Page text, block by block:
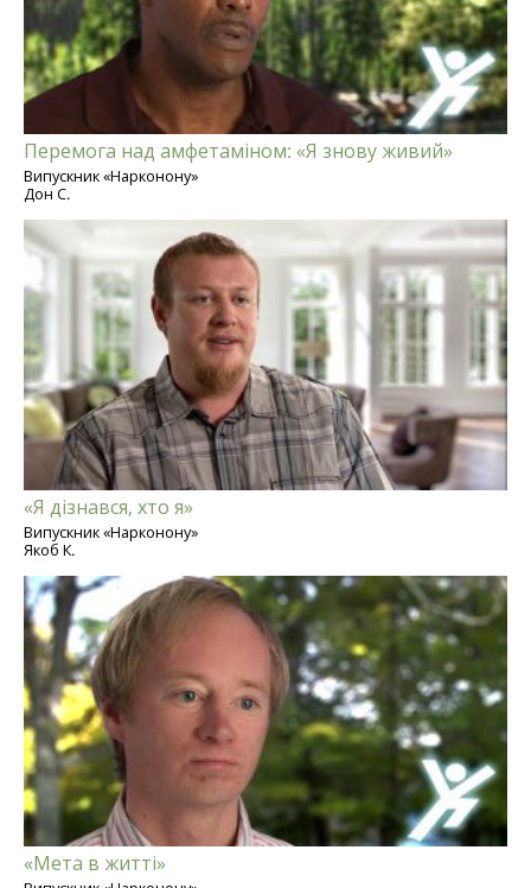
Перемога над амфетаміном: «Я знову живий»
Випускник «Нарконону»
Дон С.
«Я дізнався, хто я»
Випускник «Нарконону»
Якоб К.
«Мета в житті»